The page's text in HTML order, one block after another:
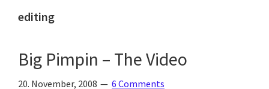
og
skemmtilegt
:)
editing
Big Pimpin – The Video
20. November, 2008 6 Comments